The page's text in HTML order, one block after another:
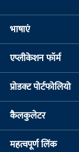
भाषाएं
एप्लीकेशन फॉर्म
प्रोडक्ट पोर्टफोलियो
कैलकुलेटर
महत्वपूर्ण लिंक